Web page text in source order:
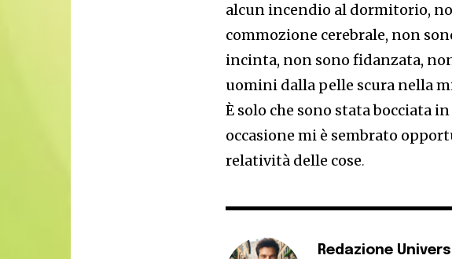
alcun incendio al dormitorio,
commozione cerebrale, non
incinta, non sono fidanzata,
uomini dalla pelle scura nella
È solo che sono stata bocciata
occasione mi è sembrato
relatività delle cose.
Redazione